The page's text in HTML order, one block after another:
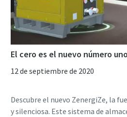
El cero es el nuevo número uno
12 de septiembre de 2020
Descubre el nuevo ZenergiZe, la
y silenciosa. Este sistema de